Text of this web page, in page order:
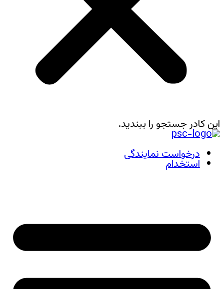
این کادر جستجو را ببندید.
درخواست نمایندگی
استخدام